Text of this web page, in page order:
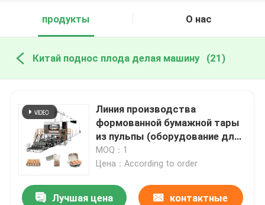
продукты
О нас
Китай поднос плода делая машину (21)
Линия производства
формованной бумажной тары
из пульпы (оборудование для
изготовления лотков из
бумажной массы)
MOQ：1
Цена：According to order
Лучшая цена контактные